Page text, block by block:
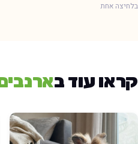
אחת
עוד בארנבים